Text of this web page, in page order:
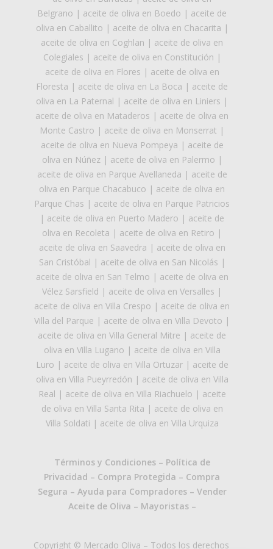
Belgrano | aceite de oliva en Boedo | aceite de
oliva en Caballito | aceite de oliva en Chacarita |
aceite de oliva en Coghlan | aceite de oliva en
Colegiales | aceite de oliva en Constitución |
aceite de oliva en Flores | aceite de oliva en
Floresta | aceite de oliva en La Boca | aceite de
oliva en La Paternal | aceite de oliva en Liniers |
aceite de oliva en Mataderos | aceite de oliva en
Monte Castro | aceite de oliva en Monserrat |
aceite de oliva en Nueva Pompeya | aceite de
oliva en Núñez| aceite de oliva en Palermo |
aceite de oliva en Parque Avellaneda | aceite de
oliva en Parque Chacabuco | aceite de oliva en
Parque Chas | aceite de oliva en Parque Patricios
| aceite de oliva en Puerto Madero | aceite de
oliva en Recoleta | aceite de oliva en Retiro |
aceite de oliva en Saavedra | aceite de oliva en
San Cristóbal | aceite de oliva en San Nicolás |
aceite de oliva en San Telmo | aceite de oliva en
Vélez Sarsfield | aceite de oliva en Versalles |
aceite de oliva en Villa Crespo | aceite de oliva en
Villa del Parque | aceite de oliva en Villa Devoto |
aceite de oliva en Villa General Mitre | aceite de
oliva en Villa Lugano | aceite de oliva en Villa
Luro | aceite de oliva en Villa Ortuzar| aceite de
oliva en Villa Pueyrredón | aceite de oliva en Villa
Real | aceite de oliva en Villa Riachuelo | aceite
de oliva en Villa Santa Rita | aceite de oliva en
Villa Soldati | aceite de oliva en Villa Urquiza
Términos y Condiciones– Política de
Privacidad – Compra Protegida – Compra
Segura – Ayuda para Compradores– Vender
Aceite de Oliva – Mayoristas–
Copyright © Mercado Oliva – Todos los derechos